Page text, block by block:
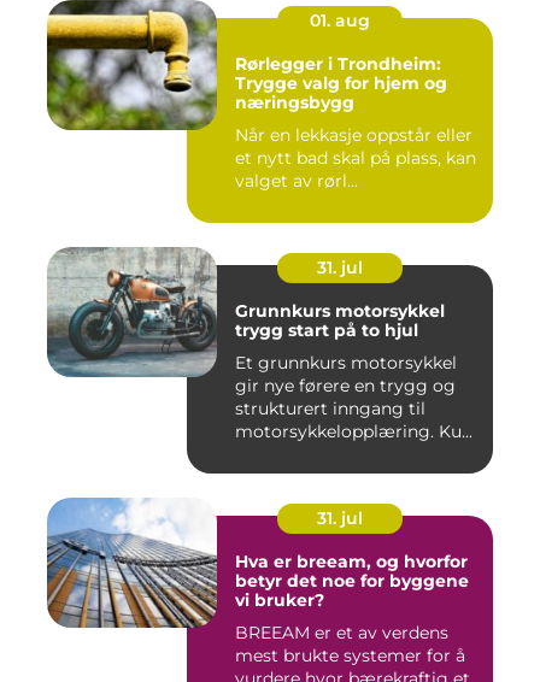
01. aug
Rørlegger i Trondheim:
Trygge valg for hjem og
næringsbygg
Når en lekkasje oppstår eller
et nytt bad skal på plass, kan
valget av rørl...
31. jul
Grunnkurs motorsykkel
trygg start på to hjul
Et grunnkurs motorsykkel
gir nye førere en trygg og
strukturert inngang til
motorsykkelopplæring. Ku...
31. jul
Hva er breeam, og hvorfor
betyr det noe for byggene
vi bruker?
BREEAM er et av verdens
mest brukte systemer for å